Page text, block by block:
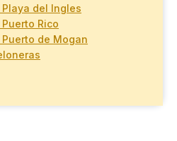
del Ingles
Rico
de Mogan